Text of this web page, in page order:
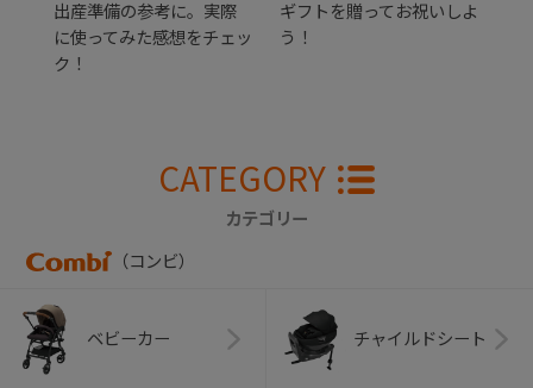
出産準備の参考に。実際
に使ってみた感想をチェッ
ク！
ギフトを贈ってお祝いしよ
う！
CATEGORY
カテゴリー
（コンビ）
ベビーカー チャイルドシート